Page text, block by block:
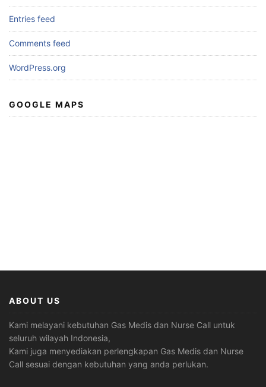
Entries feed
Comments feed
WordPress.org
GOOGLE MAPS
ABOUT US
Kami melayani kebutuhan Gas Medis dan Nurse Call untuk
seluruh wilayah Indonesia,
Kami juga menyediakan perlengkapan Gas Medis dan Nurse
Call sesuai dengan kebutuhan yang anda perlukan.